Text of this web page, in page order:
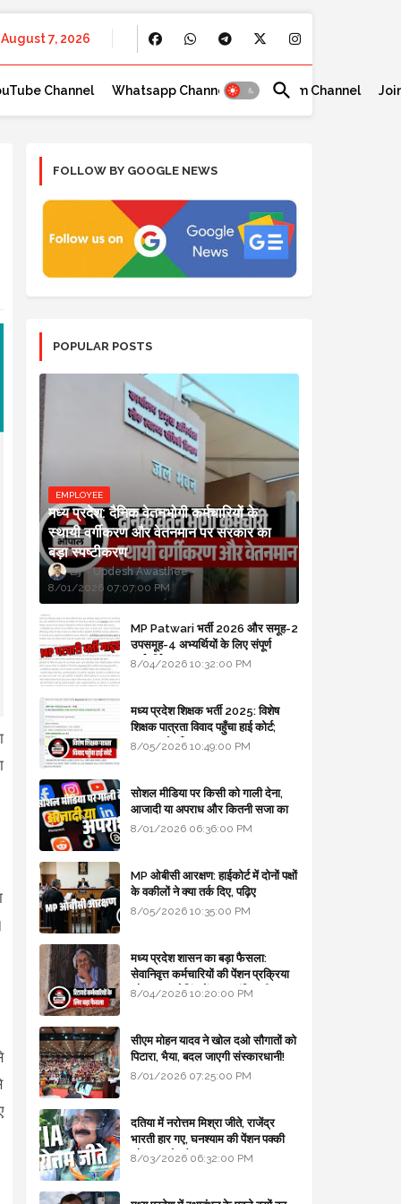
August 7, 2026
Channel Whatsapp Channel Telegram Channel
FOLLOW BY GOOGLE NEWS
POPULAR POSTS
EMPLOYEE
मध्य प्रदेश: दैनिक वेतनभोगी कर्मचारियों के
स्थायी वर्गीकरण और वेतनमान पर सरकार का
बड़ा स्पष्टीकरण
Updesh Awasthee
8/01/2026 07:07:00 PM
MP Patwari भर्ती 2026 और समूह-2
उपसमूह-4 अभ्यर्थियों के लिए संपूर्ण
मार्गदर्शिका
8/04/2026 10:32:00 PM
मध्य प्रदेश शिक्षक भर्ती 2025: विशेष
शिक्षक पात्रता विवाद पहुँचा हाई कोर्ट;
सरकार से माँगा जवाब
8/05/2026 10:49:00 PM
सोशल मीडिया पर किसी को गाली देना,
आजादी या अपराध और कितनी सजा का
प्रावधान - free legal advice
8/01/2026 06:36:00 PM
MP ओबीसी आरक्षण: हाईकोर्ट में दोनों पक्षों
के वकीलों ने क्या तर्क दिए, पढ़िए
8/05/2026 10:35:00 PM
मध्य प्रदेश शासन का बड़ा फैसला:
सेवानिवृत्त कर्मचारियों की पेंशन प्रक्रिया
और बजट कोडिंग में हुए क्रांतिकारी
8/04/2026 10:20:00 PM
सीएम मोहन यादव ने खोल दओ सौगातों को
पिटारा, भैया, बदल जाएगी संस्कारधानी!
8/01/2026 07:25:00 PM
दतिया में नरोत्तम मिश्रा जीते, राजेंद्र
भारती हार गए, घनश्याम की पेंशन पक्की
और आशुतोष बैक टू...
8/03/2026 06:32:00 PM